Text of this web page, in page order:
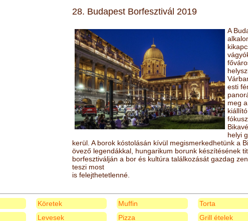
28. Budapest Borfesztivál 2019
A
esti
meg
helyi
kerül. A borok kóstolásán kívül megismerkedhetünk a
övező legendákkal, hungarikum borunk készítésének
borfesztiválján a bor és kultúra találkozását gazdag
teszi most
is felejthetetlenné.
Köretek
Levesek
Muffin
Pizza
Torta
Grill ételek